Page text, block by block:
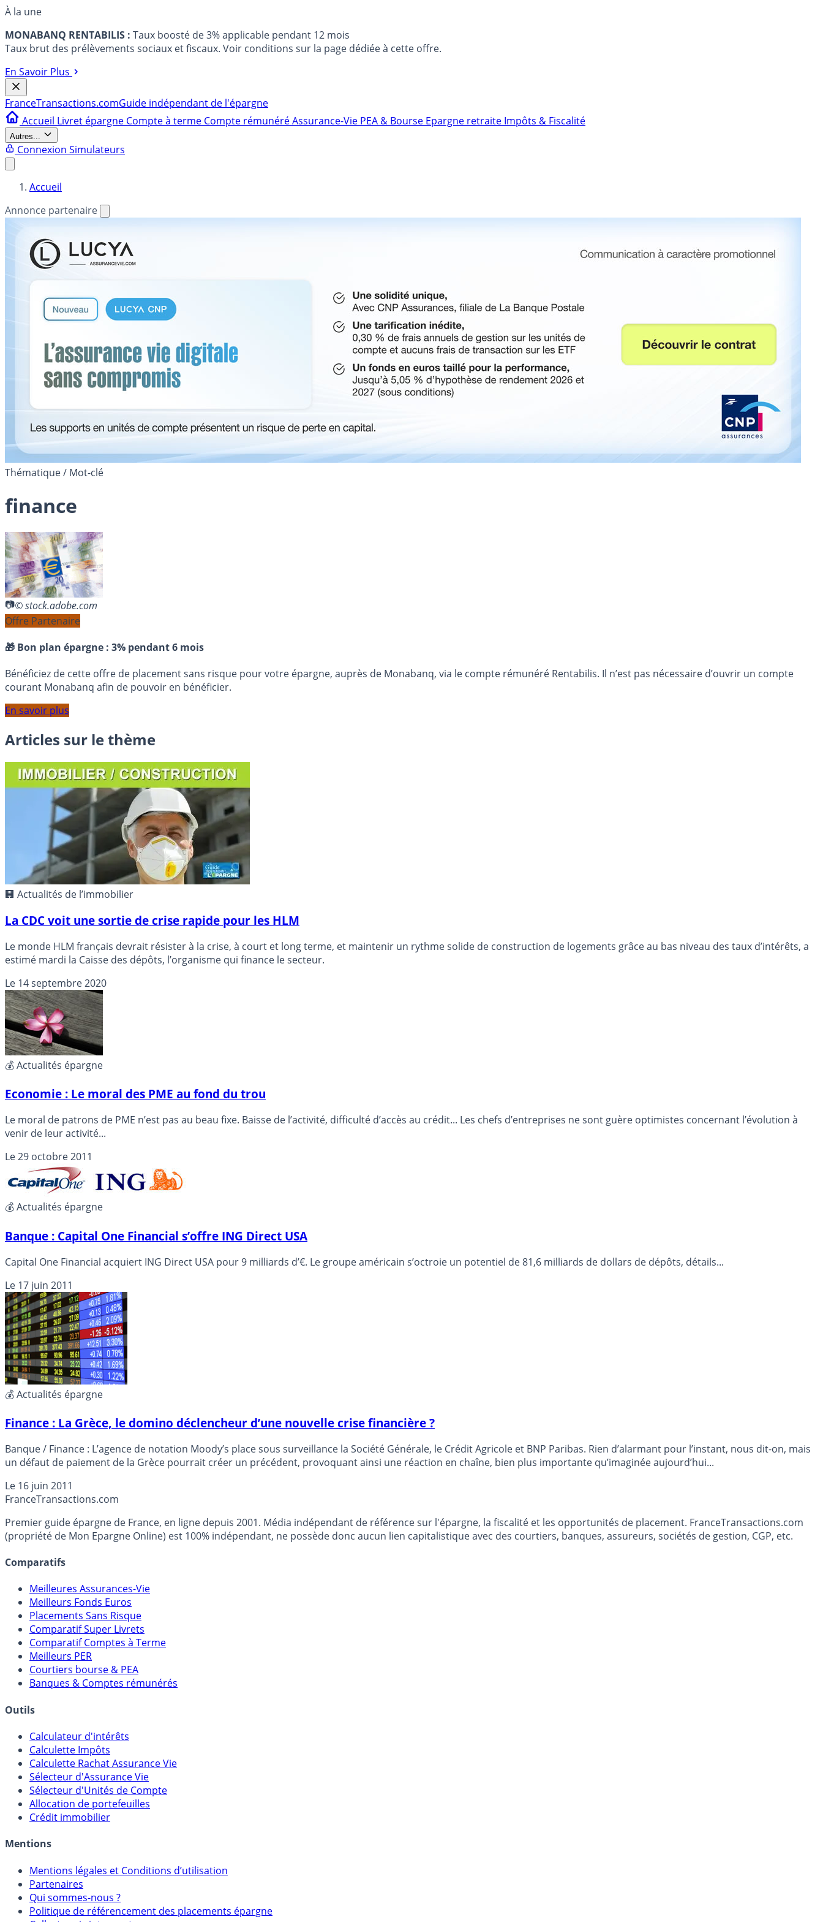
À la une
MONABANQ RENTABILIS : Taux boosté de 3% applicable pendant 12 mois
Taux brut des prélèvements sociaux et fiscaux. Voir conditions sur la page dédiée à cette offre.
En Savoir Plus
FranceTransactions.comGuide indépendant de l'épargne
Accueil Livret épargne Compte à terme Compte rémunéréAssurance-Vie PEA & Bourse Epargne retraite Impôts & Fiscalité
Autres...
Connexion Simulateurs
Accueil
Annonce partenaire
Thématique / Mot-clé
finance
© stock.adobe.com
Offre Partenaire
🎁 Bon plan épargne : 3% pendant 6 mois
Bénéficiez de cette offre de placement sans risque pour votre épargne, auprès de Monabanq, via le compte rémunéré Rentabilis. Il n’est pas nécessaire d’ouvrir un compte
courant Monabanq afin de pouvoir en bénéficier.
En savoir plus
Articles sur le thème
🏢 Actualités de l’immobilier
La CDC voit une sortie de crise rapide pour les HLM
Le monde HLM français devrait résister à la crise, à court et long terme, et maintenir un rythme solide de construction de logements grâce au bas niveau des taux d’intérêts, a
estimé mardi la Caisse des dépôts, l’organisme qui finance le secteur.
Le 14 septembre 2020
💰 Actualités épargne
Economie : Le moral des PME au fond du trou
Le moral de patrons de PME n’est pas au beau fixe. Baisse de l’activité, difficulté d’accès au crédit... Les chefs d’entreprises ne sont guère optimistes concernant l’évolution à
venir de leur activité...
Le29 octobre 2011
💰 Actualités épargne
Banque : Capital One Financial s’offre ING Direct USA
Capital One Financial acquiert ING Direct USA pour 9 milliards d’€. Le groupe américain s’octroie un potentiel de 81,6 milliards de dollars de dépôts, détails...
Le 17 juin 2011
💰 Actualités épargne
Finance : La Grèce, le domino déclencheur d’une nouvelle crise financière ?
Banque / Finance : L’agence de notation Moody’s place sous surveillance la Société Générale, le Crédit Agricole et BNP Paribas. Rien d’alarmant pour l’instant, nous dit-on, mais
un défaut de paiement de la Grèce pourrait créer un précédent, provoquant ainsi une réaction en chaîne, bien plus importante qu’imaginée aujourd’hui...
Le 16 juin 2011
FranceTransactions.com
Premier guide épargne de France, en ligne depuis 2001. Média indépendant de référence sur l'épargne, la fiscalité et les opportunités de placement. FranceTransactions.com
(propriété de Mon Epargne Online) est 100% indépendant, ne possède donc aucun lien capitalistique avec des courtiers, banques, assureurs, sociétés de gestion, CGP, etc.
Comparatifs
Meilleures Assurances-Vie
Meilleurs Fonds Euros
Placements Sans Risque
Comparatif Super Livrets
Comparatif Comptes à Terme
Meilleurs PER
Courtiers bourse & PEA
Banques & Comptes rémunérés
Outils
Calculateur d'intérêts
Calculette Impôts
Calculette Rachat Assurance Vie
Sélecteur d'Assurance Vie
Sélecteur d'Unités de Compte
Allocation de portefeuilles
Crédit immobilier
Mentions
Mentions légales et Conditions d’utilisation
Partenaires
Qui sommes-nous ?
Politique de référencement des placements épargne